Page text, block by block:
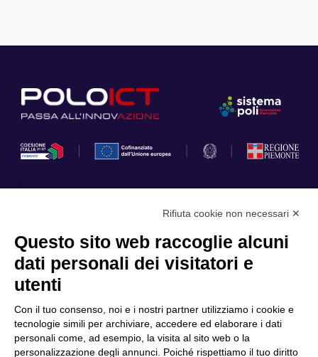
Cookie Policy
Scopri il Polo
Partner
Finanziamenti e bandi
Internazionalizzazione
News & Eventi
Rifiuta cookie non necessari ✕
Questo sito web raccoglie alcuni
dati personali dei visitatori e
utenti
Con il tuo consenso, noi e i nostri partner utilizziamo i cookie e
tecnologie simili per archiviare, accedere ed elaborare i dati
personali come, ad esempio, la visita al sito web o la
personalizzazione degli annunci. Poiché rispettiamo il tuo diritto